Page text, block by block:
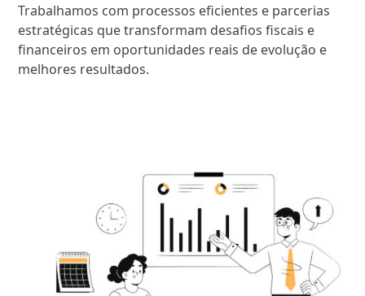
Trabalhamos com processos eficientes e parcerias
estratégicas que transformam desafios fiscais e
financeiros em oportunidades reais de evolução e
melhores resultados.